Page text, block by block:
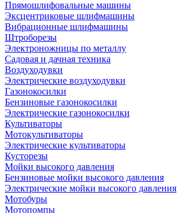
Прямошлифовальные машины
Эксцентриковые шлифмашины
Вибрационные шлифмашины
Штроборезы
Электроножницы по металлу
Садовая и дачная техника
Воздуходувки
Электрические воздуходувки
Газонокосилки
Бензиновые газонокосилки
Электрические газонокосилки
Культиваторы
Мотокультиваторы
Электрические культиваторы
Кусторезы
Мойки высокого давления
Бензиновые мойки высокого давления
Электрические мойки высокого давления
Мотобуры
Мотопомпы